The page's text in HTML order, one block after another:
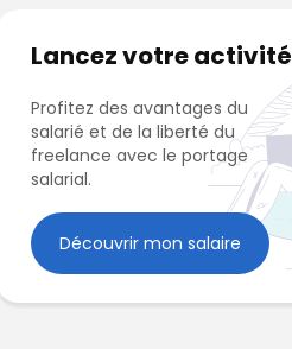
Lancez votre activité
Profitez des avantages du
salarié et de la liberté du
freelance avec le portage
salarial.
Découvrir mon salaire